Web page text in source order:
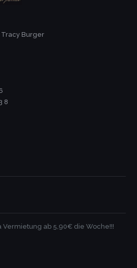
Burger
8
Vermietung ab 5,90€ die Woche!!!